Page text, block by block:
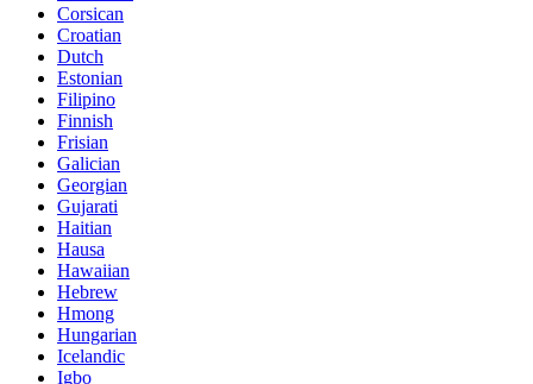
Corsican
Croatian
Dutch
Estonian
Filipino
Finnish
Frisian
Galician
Georgian
Gujarati
Haitian
Hausa
Hawaiian
Hebrew
Hmong
Hungarian
Icelandic
Igbo